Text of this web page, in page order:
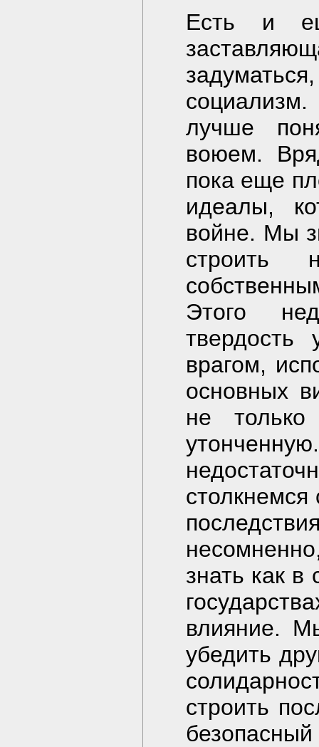
Есть и
лучше
воюем.
пока еще
идеалы,
войне. Мы
строить
Этого
твердость
врагом,
основных
не
столкнемся
знать как в
влияние.
убедить
строить